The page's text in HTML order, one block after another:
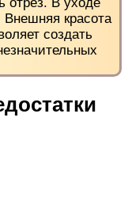
красота
создать